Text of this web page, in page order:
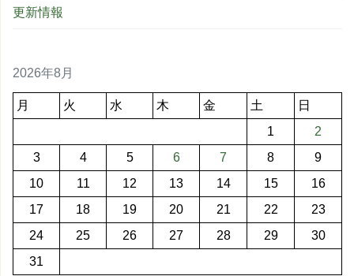
更新情報
2026年8月
月 火 水 木 金 土
日
1
2
3
4 5 6 7 8
9
10
11 12 13 14 15
16
17
18 19 20 21 22
23
24
25 26 27 28 29
30
31